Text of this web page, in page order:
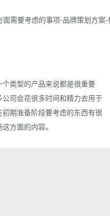
类型的产品来说都是很重要
司会花很多时间和精力去用于
期准备阶段要考虑的东西有很
方面的内容。